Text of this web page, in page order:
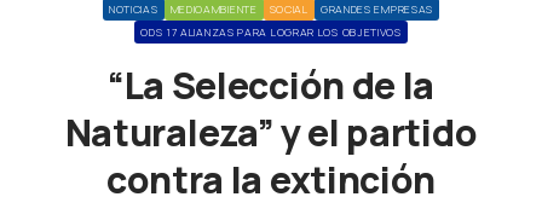
NOTICIAS MEDIOAMBIENTE SOCIAL
GRANDES EMPRESAS
ODS 17 ALIANZAS PARA LOGRAR LOS OBJETIVOS
“La Selección de la
Naturaleza” y el partido
contra la extinción